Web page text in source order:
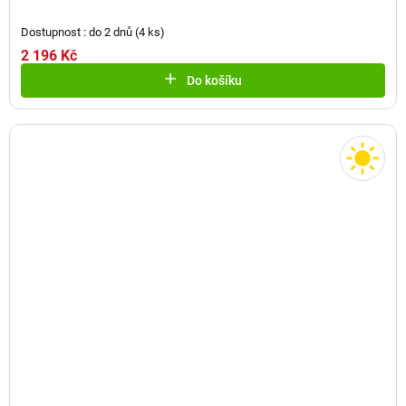
Dostupnost : do 2 dnů (4 ks)
2 196 Kč
Do košíku